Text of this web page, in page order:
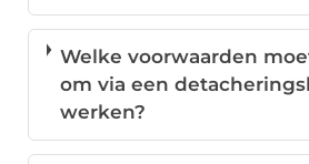
Welke voorwaarden
om via een
werken?